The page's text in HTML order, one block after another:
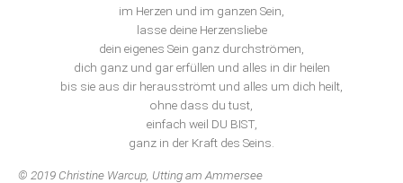
im Herzen und im ganzen Sein,
lasse deine Herzensliebe
dein eigenes Sein ganz durchströmen,
dich ganz und gar erfüllen und alles in dir heilen
bis sie aus dir herausströmt und alles um dich heilt,
ohne dass du tust,
einfach weil DU BIST,
ganz in der Kraft des Seins.
© 2019 Christine Warcup, Utting am Ammersee